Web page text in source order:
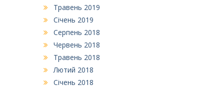
Травень 2019
Січень 2019
Серпень 2018
Червень 2018
Травень 2018
Лютий 2018
Січень 2018